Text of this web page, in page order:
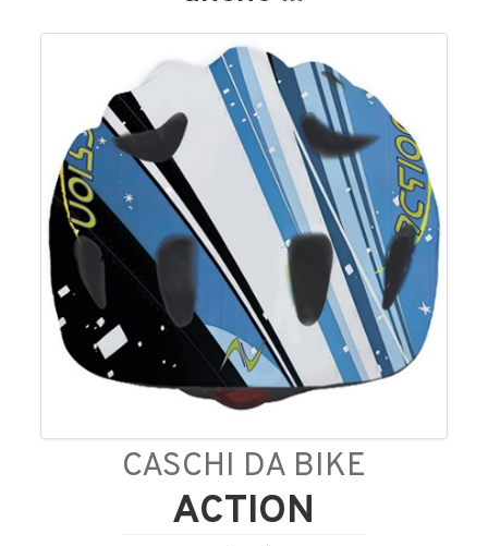
CASCHI DA BIKE
ACTION